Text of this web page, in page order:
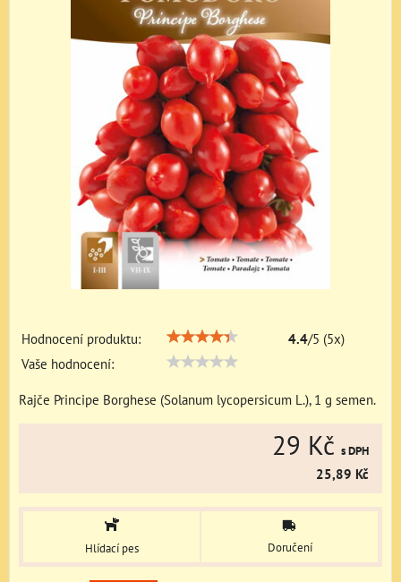
Hodnocení produktu: 4.4/5 (5x)
Vaše hodnocení:
Rajče Principe Borghese (Solanum lycopersicum L.), 1 g semen.
29 Kč s DPH
25,89 Kč
Hlídací pes Doručení